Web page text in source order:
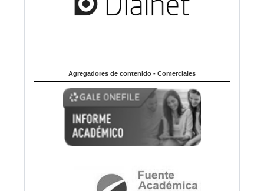
Agregadores de contenido - Comerciales